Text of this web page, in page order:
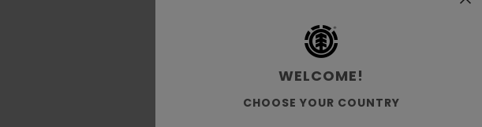
WELCOME!
CHOOSE YOUR COUNTRY